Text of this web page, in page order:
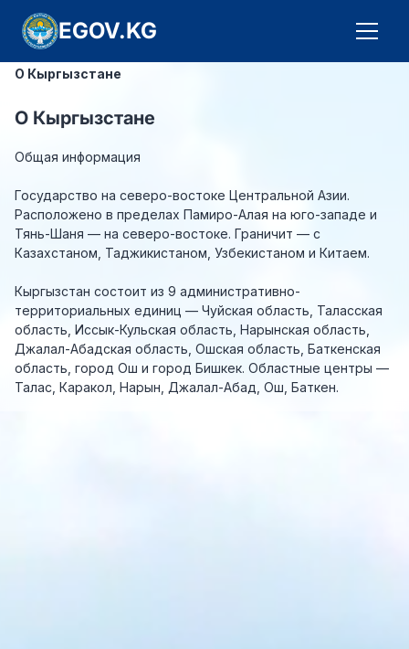
EGOV.KG
О Кыргызстане
О Кыргызстане
Общая информация
Государство на северо-востоке Центральной Азии.
Расположено в пределах Памиро-Алая на юго-западе и
Тянь-Шаня — на северо-востоке. Граничит — с
Казахстаном, Таджикистаном, Узбекистаном и Китаем.
Кыргызстан состоит из 9 административно-
территориальных единиц — Чуйская область, Таласская
область, Иссык-Кульская область, Нарынская область,
Джалал-Абадская область, Ошская область, Баткенская
область, город Ош и город Бишкек. Областные центры —
Талас, Каракол, Нарын, Джалал-Абад, Ош, Баткен.